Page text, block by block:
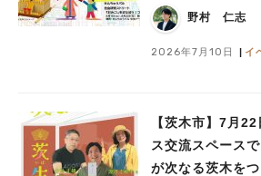
が始まります！！
野村 仁志
2026年7月10日 イ
【茨木市】7月
ス交流スペース
が次なる茨木を